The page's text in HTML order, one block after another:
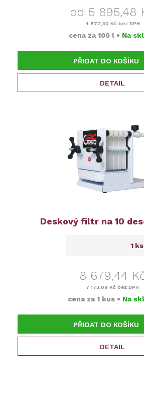
od 5 895,48
4 872,30 Kč bez DPH
cena za 100 l • Na
PŘIDAT DO KOŠÍKU
DETAIL
Deskový filtr na 10
ks
8 679,44
7 173,09 Kč bez DPH
cena za 1 kus • Na
PŘIDAT DO KOŠÍKU
DETAIL